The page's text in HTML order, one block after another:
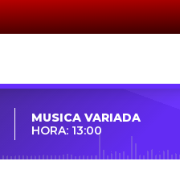
MUSICA VARIADA
HORA: 13:00